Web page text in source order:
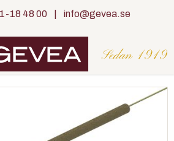
18 48 00 info@gevea.se